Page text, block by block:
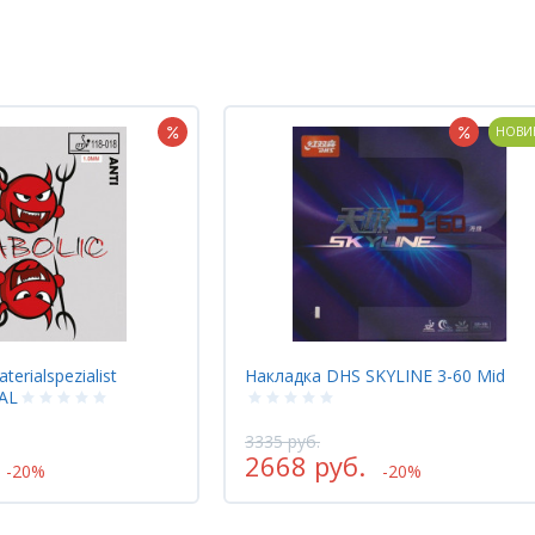
НОВИНКА
3-60 Mid
-20%
Накладка DAWEI 388C-1 KING
870 - 1450 руб.
696 - 1160 руб. -20%